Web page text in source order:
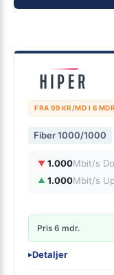
FRA 99 KR/MD I 6 MDR
Fiber 1000/1000
▼ 1.000Mbit/s
▲ 1.000Mbit/s
Pris 6 mdr.
▸Detaljer